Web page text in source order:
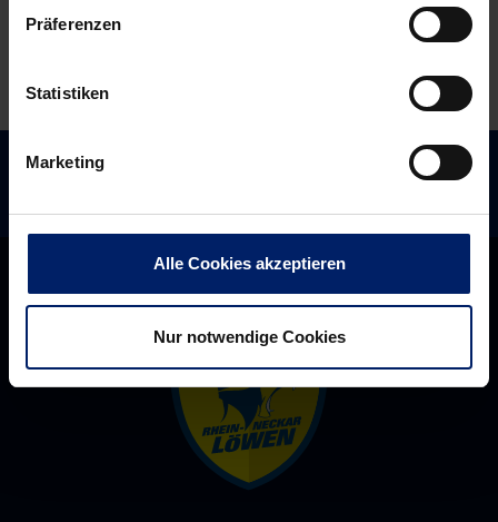
Präferenzen
Statistiken
Marketing
Alle Cookies akzeptieren
Nur notwendige Cookies
Vorverkauf